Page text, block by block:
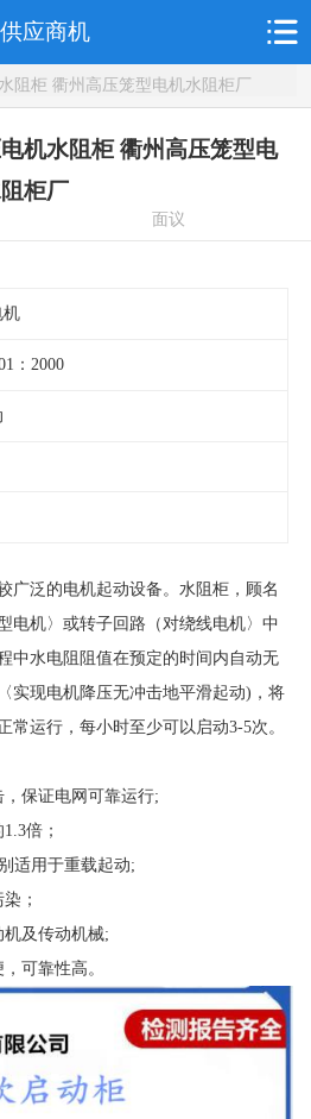
供应商机
阻柜 衢州高压笼型电机水阻柜厂
机水阻柜 衢州高压笼型电
柜厂
面议
机
：2000
广泛的电机起动设备。水阻柜，顾名
电机〉或转子回路（对绕线电机〉中
中水电阻阻值在预定的时间内自动无
实现电机降压无冲击地平滑起动)，将
常运行，每小时至少可以启动3-5次。
保证电网可靠运行;
倍；
适用于重载起动;
；
及传动机械;
可靠性高。